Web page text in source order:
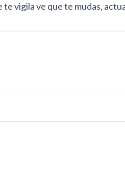
vigila ve que te mudas,